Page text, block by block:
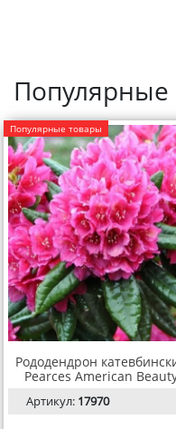
Популярные
Популярные товары
Рододендрон
Pearces American
Артикул: 17970